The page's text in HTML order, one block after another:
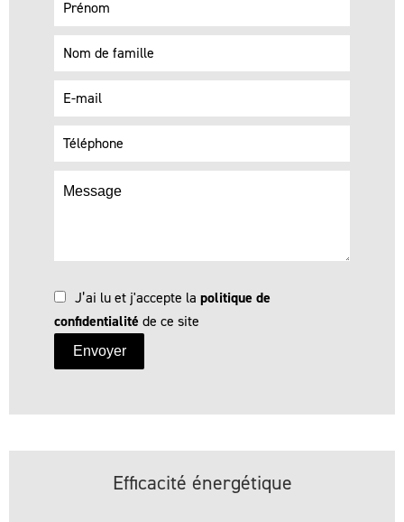
J’ai lu et j'accepte la politique de
confidentialité de ce site
Envoyer
Efficacité énergétique